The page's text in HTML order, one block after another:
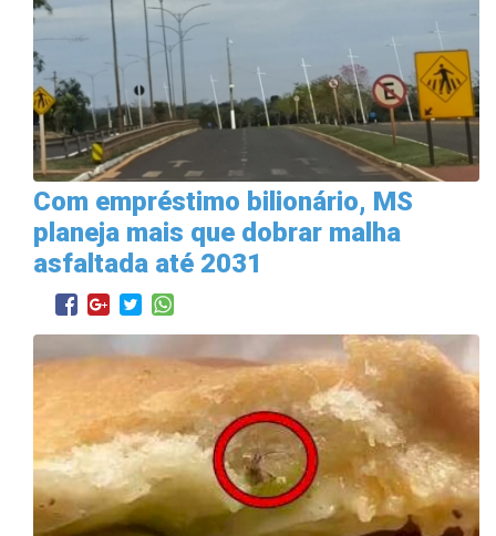
Com empréstimo bilionário, MS
planeja mais que dobrar malha
asfaltada até 2031